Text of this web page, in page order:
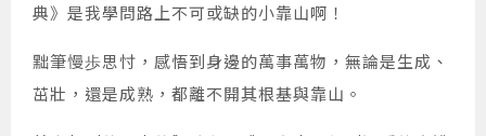
典》是我學問路上不可或缺的小靠山啊！
黜筆慢歩思忖，感悟到身邊的萬事萬物，無論是生成、
茁壯，還是成熟，都離不開其根基與靠山。